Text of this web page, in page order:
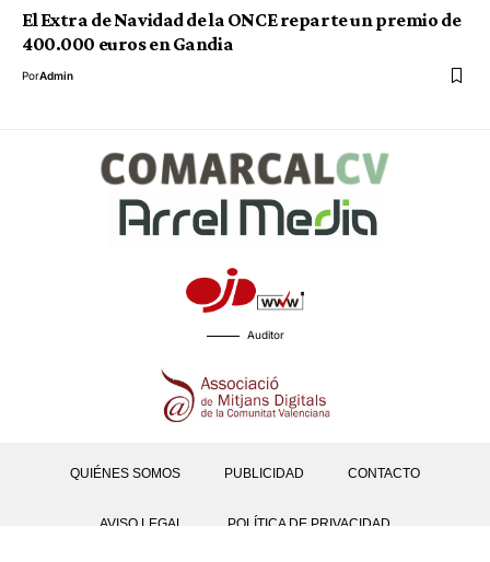
El Extra de Navidad de la ONCE reparte un premio de
400.000 euros en Gandia
PorAdmin
Auditor
QUIÉNES SOMOS PUBLICIDAD CONTACTO
AVISO LEGAL POLÍTICA DE PRIVACIDAD